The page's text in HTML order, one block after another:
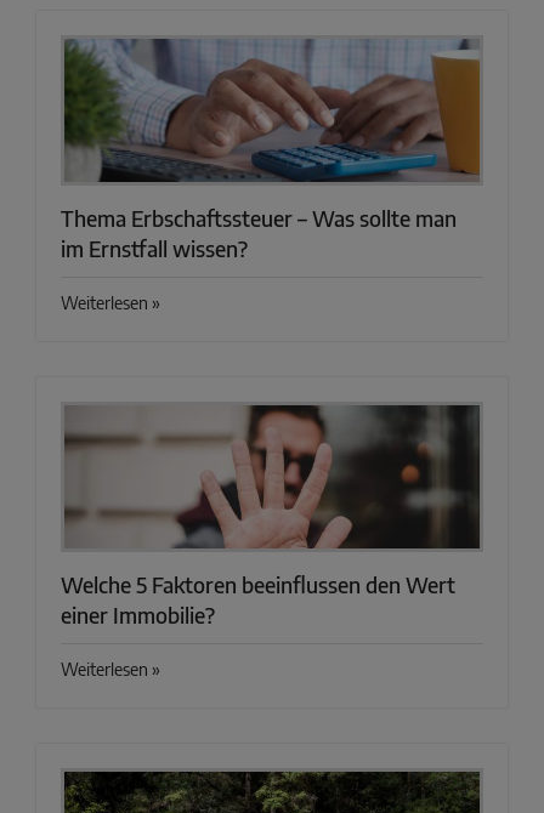
Thema Erbschaftssteuer – Was sollte man
im Ernstfall wissen?
Weiterlesen »
Welche 5 Faktoren beeinflussen den Wert
einer Immobilie?
Weiterlesen »